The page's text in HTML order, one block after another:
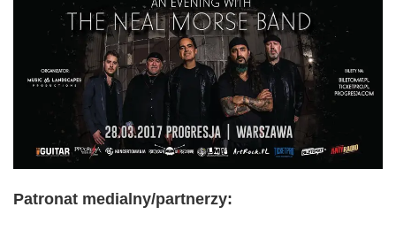
Patronat medialny/partnerzy: